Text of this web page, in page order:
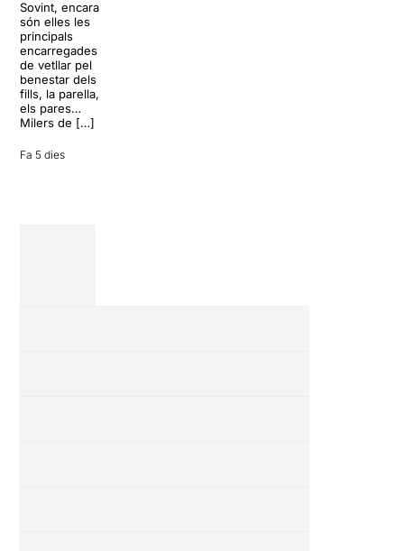
Sovint, encara
són elles les
principals
encarregades
de vetllar pel
benestar dels
fills, la parella,
els pares…
Milers de […]
Fa 5 dies